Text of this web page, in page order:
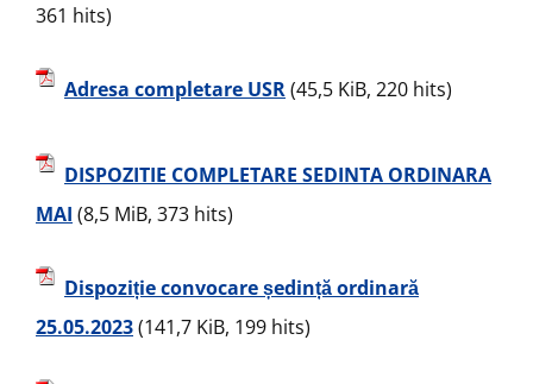
361 hits)
Adresa completare USR(45,5 KiB, 220 hits)
DISPOZITIE COMPLETARE SEDINTA ORDINARA
MAI (8,5 MiB, 373 hits)
Dispoziție convocare ședință ordinară
25.05.2023(141,7 KiB, 199 hits)